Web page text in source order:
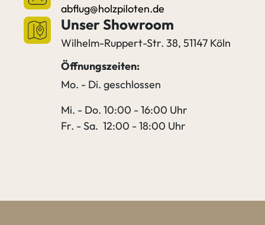
abflug@holzpiloten.de
Unser Showroom
Wilhelm-Ruppert-Str. 38, 51147 Köln
Öffnungszeiten:
Mo. - Di. geschlossen
Mi. - Do. 10:00 - 16:00 Uhr
Fr. - Sa. 12:00 - 18:00 Uhr